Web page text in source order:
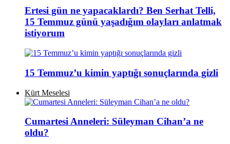
Ertesi gün ne yapacaklardı? Ben Serhat Telli,
15 Temmuz günü yaşadığım olayları anlatmak
istiyorum
15 Temmuz’u kimin yaptığı sonuçlarında gizli
Kürt Meselesi
Cumartesi Anneleri: Süleyman Cihan’a ne
oldu?